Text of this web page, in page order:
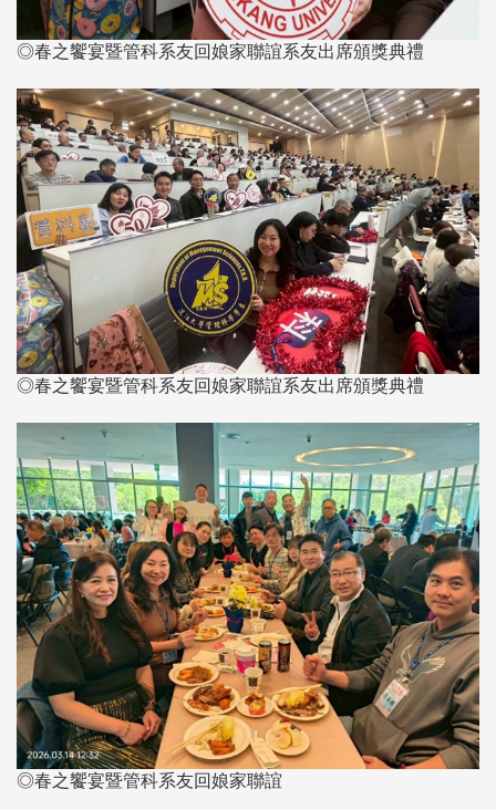
◎春之饗宴暨管科系友回娘家聯誼系友出席頒獎典禮
◎春之饗宴暨管科系友回娘家聯誼系友出席頒獎典禮
◎春之饗宴暨管科系友回娘家聯誼